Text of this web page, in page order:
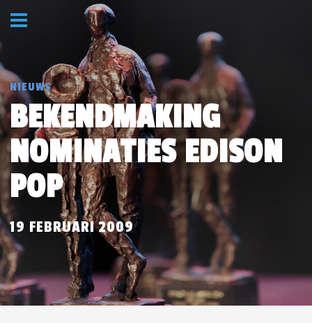
NIEUWS
BEKENDMAKING
NOMINATIES EDISON
POP
19 FEBRUARI 2009